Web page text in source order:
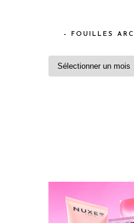
– FOUILLES